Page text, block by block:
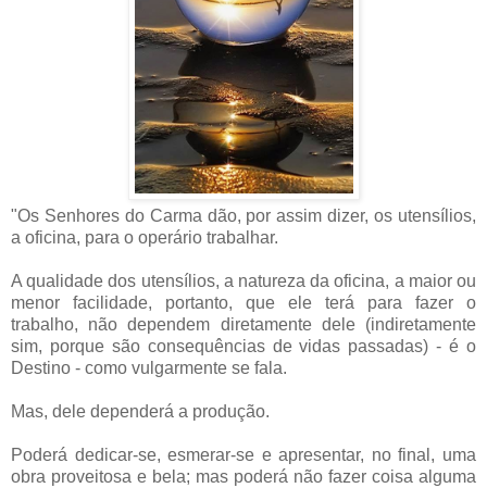
"Os Senhores do Carma dão, por assim dizer, os utensílios,
a oficina, para o operário trabalhar.
A qualidade dos utensílios, a natureza da oficina, a maior ou
menor facilidade, portanto, que ele terá para fazer o
trabalho, não dependem diretamente dele (indiretamente
sim, porque são consequências de vidas passadas) - é o
Destino - como vulgarmente se fala.
Mas, dele dependerá a produção.
Poderá dedicar-se, esmerar-se e apresentar, no final, uma
obra proveitosa e bela; mas poderá não fazer coisa alguma